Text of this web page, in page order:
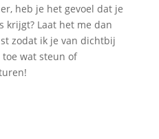
heb je het gevoel dat je
krijgt? Laat het me dan
zodat ik je van dichtbij
toe wat steun of